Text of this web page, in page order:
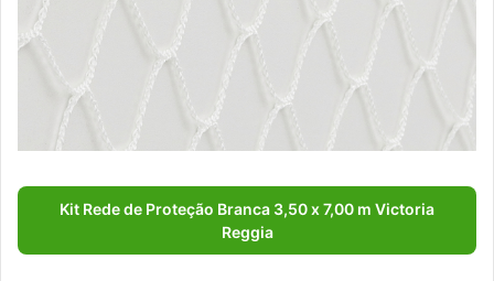
Kit Rede de Proteção Branca 3,50 x 7,00 m Victoria
Reggia